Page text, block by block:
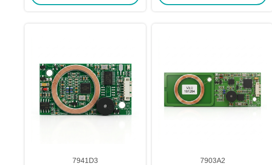
7941D3 7903A2